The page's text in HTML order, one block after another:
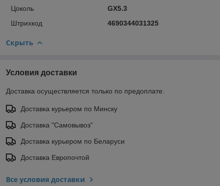
Цоколь
GX5.3
Штрихкод
4690344031325
Скрыть
Условия доставки
Доставка осуществляется только по предоплате.
Доставка курьером по Минску
Доставка "Самовывоз"
Доставка курьером по Беларуси
Доставка Европочтой
Все условия доставки